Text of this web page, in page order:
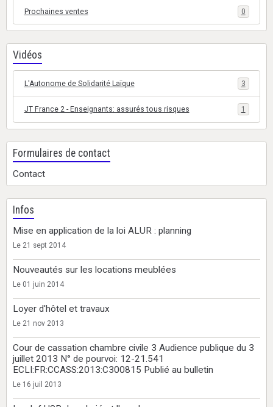
Prochaines ventes 0
Vidéos
L'Autonome de Solidarité Laïque 3
JT France 2 - Enseignants: assurés tous risques 1
Formulaires de contact
Contact
Infos
Mise en application de la loi ALUR : planning
Le 21 sept 2014
Nouveautés sur les locations meublées
Le 01 juin 2014
Loyer d'hôtel et travaux
Le 21 nov 2013
Cour de cassation chambre civile 3 Audience publique du 3
juillet 2013 N° de pourvoi: 12-21.541
ECLI:FR:CCASS:2013:C300815 Publié au bulletin
Le 16 juil 2013